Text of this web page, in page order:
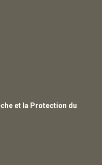
et la Protection du